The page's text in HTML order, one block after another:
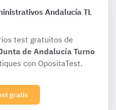
Andalucía TL
test gratuitos de
de Andalucía Turno
con OpositaTest.
gratis